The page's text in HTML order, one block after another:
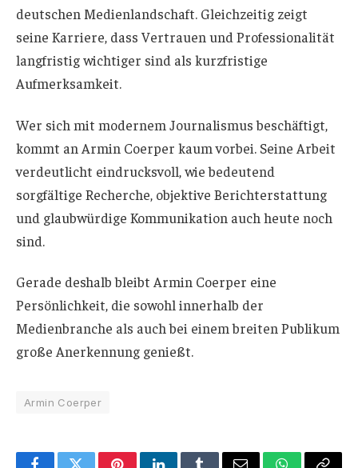
deutschen Medienlandschaft. Gleichzeitig zeigt
seine Karriere, dass Vertrauen und Professionalität
langfristig wichtiger sind als kurzfristige
Aufmerksamkeit.
Wer sich mit modernem Journalismus beschäftigt,
kommt an Armin Coerper kaum vorbei. Seine Arbeit
verdeutlicht eindrucksvoll, wie bedeutend
sorgfältige Recherche, objektive Berichterstattung
und glaubwürdige Kommunikation auch heute noch
sind.
Gerade deshalb bleibt Armin Coerper eine
Persönlichkeit, die sowohl innerhalb der
Medienbranche als auch bei einem breiten Publikum
große Anerkennung genießt.
Armin Coerper